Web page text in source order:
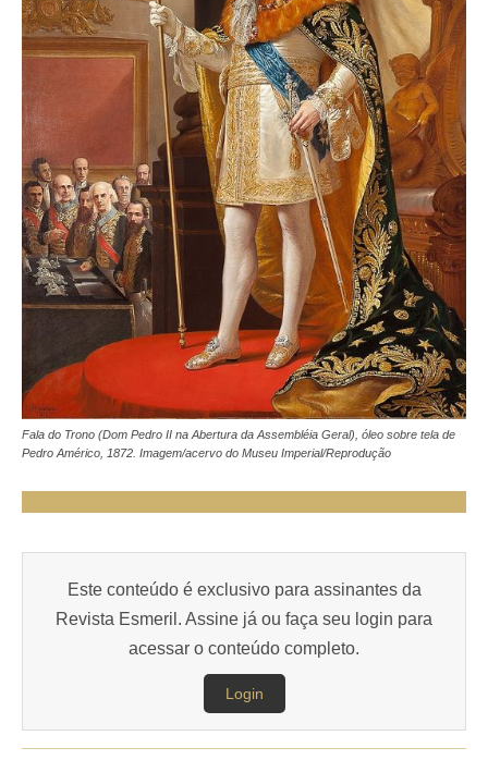
Fala do Trono (Dom Pedro II na Abertura da Assembléia Geral), óleo sobre tela de
Pedro Américo, 1872. Imagem/acervo do Museu Imperial/Reprodução
Este conteúdo é exclusivo para assinantes da
Revista Esmeril. Assine já ou faça seu login para
acessar o conteúdo completo.
Login